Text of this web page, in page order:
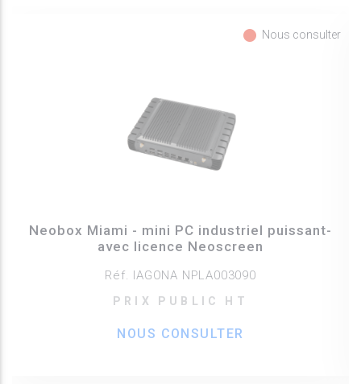
fiber_manual_record Nous consulter
Neobox Miami - mini PC industriel puissant-
avec licence Neoscreen
Réf. IAGONA NPLA003090
PRIX PUBLIC HT
NOUS CONSULTER